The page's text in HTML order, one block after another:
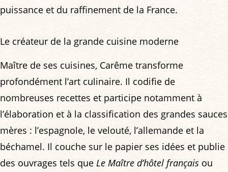
puissance et du raffinement de la France.
Le créateur de la grande cuisine moderne
Maître de ses cuisines, Carême transforme
profondément l’art culinaire. Il codifie de
nombreuses recettes et participe notamment à
l’élaboration et à la classification des grandes sauces
mères : l’espagnole, le velouté, l’allemande et la
béchamel. Il couche sur le papier ses idées et publie
des ouvrages tels que Le Maître d’hôtel français ou